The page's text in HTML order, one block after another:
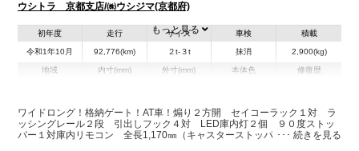
ウシトラ 京都支店/㈱ウシジマ(京都府)
初年度
令和1年10月
走行
92,776(km)
サイズ
２t-３t
車検
抹消
積載
2,900(kg)
地域 内寸(mm)
H:2,335
外寸(mm)
H:3,380
本体色 修復歴
装備情報
もっと見る
ワイドロング！格納ゲート！AT車！煽り２方開 セイコーラック１対 ラ
ッシングレール２段 引出しフック４対 LED庫内灯２個 ９０度ストッ
パー１対庫内リモコン 全長1,170㎜（キャスターストッパー迄1,100㎜）